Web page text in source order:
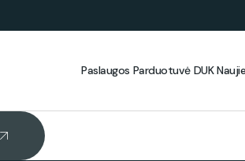
Paslaugos Parduotuvė DUK